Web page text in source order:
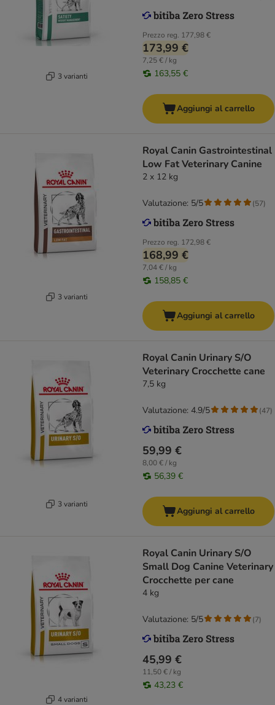
3 varianti
Prezzo reg. 177,98 €
173,99 €
7,25 € / kg
163,55 €
Aggiungi al carrello
3 varianti
Royal Canin Gastrointestinal
Low Fat Veterinary Canine
2 x 12 kg
Prezzo reg. 172,98 €
168,99 €
7,04 € / kg
158,85 €
Valutazione: 5/5 (57)
Aggiungi al carrello
3 varianti
Royal Canin Urinary S/O
Veterinary Crocchette cane
7,5 kg
59,99 €
8,00 € / kg
56,39 €
Valutazione: 4.9/5 (47)
Aggiungi al carrello
4 varianti
Royal Canin Urinary S/O
Small Dog Canine Veterinary
Crocchette per cane
4 kg
45,99 €
11,50 € / kg
43,23 €
Valutazione: 5/5 (7)